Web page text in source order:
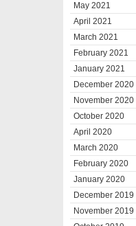
May 2021
April 2021
March 2021
February 2021
January 2021
December 2020
November 2020
October 2020
April 2020
March 2020
February 2020
January 2020
December 2019
November 2019